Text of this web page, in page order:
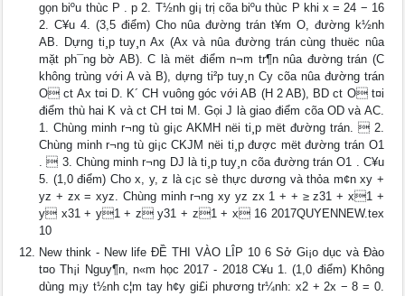
gọn biºu thùc P . p 2. T½nh gi¡ trị cõa biºu thùc P khi x = 24 − 16
2. C¥u 4. (3,5 điểm) Cho nûa đường trán t¥m O, đường k½nh
AB. Dựng ti¸p tuy¸n Ax (Ax và nûa đường trán cùng thuëc nûa
mặt ph¯ng bờ AB). C là mët điểm n¬m tr¶n nûa đường trán (C
không trùng với A và B), dựng ti²p tuy¸n Cy cõa nûa đường trán
O c­t Ax t¤i D. K´ CH vuông góc với AB (H 2 AB), BD c­t O t¤i
điểm thù hai K và c­t CH t¤i M. Gọi J là giao điểm cõa OD và AC.
1. Chùng minh r¬ng tù gi¡c AKMH nëi ti¸p mët đường trán.  2.
Chùng minh r¬ng tù gi¡c CKJM nëi ti¸p được mët đường trán O1
.  3. Chùng minh r¬ng DJ là ti¸p tuy¸n cõa đường trán O1 . C¥u
5. (1,0 điểm) Cho x, y, z là c¡c sè thực dương và thỏa m¢n xy +
yz + zx = xyz. Chùng minh r¬ng xy yz zx 1 + + ≥ z31 + x1 +
y x31 + y1 + z y31 + z1 + x 16 2017QUYENNEW.tex
10
New think - New life ĐỀ THI VÀO LÎP 10 6 Sở Gi¡o dục và Đào
t¤o Th¡i Nguy¶n, n«m học 2017 - 2018 C¥u 1. (1,0 điểm) Không
dùng m¡y t½nh c¦m tay h¢y gi£i phương tr¼nh: x2 + 2x − 8 = 0.